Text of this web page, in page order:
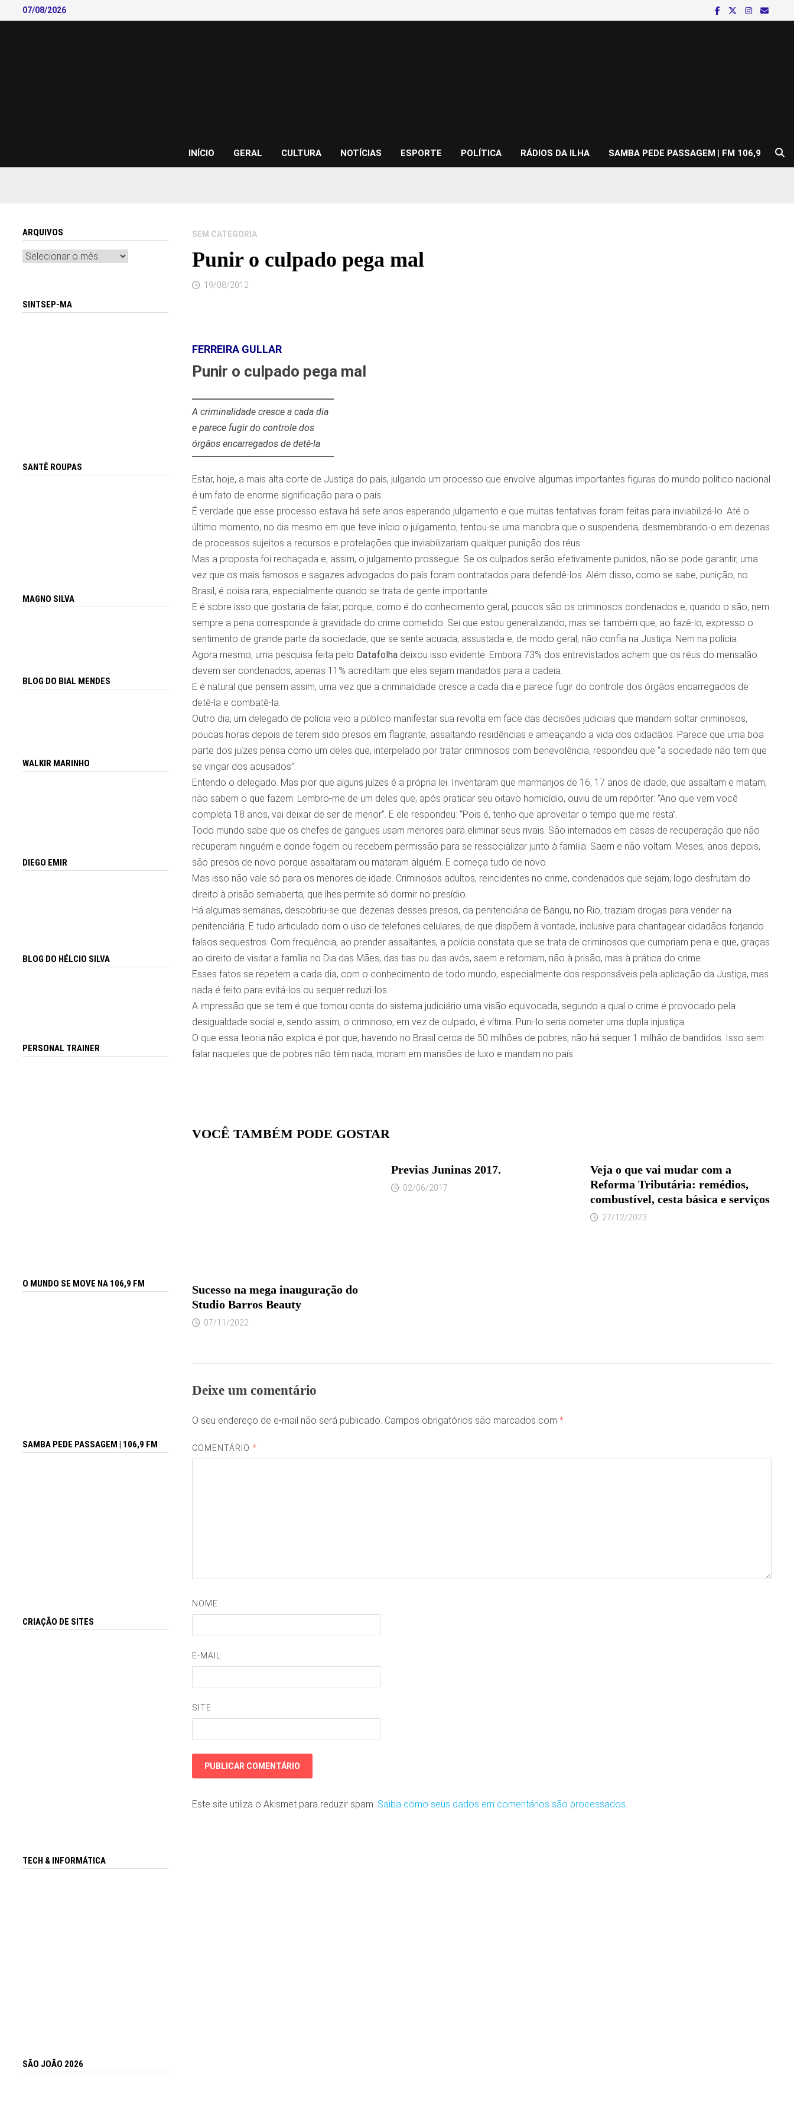
to
07/08/2026
INÍCIO GERAL CULTURA NOTÍCIAS ESPORTE POLÍTICA RÁDIOS DA ILHA SAMBA PEDE PASSAGEM | FM 106,9
SEM CATEGORIA
Punir o culpado pega mal
19/08/2012
FERREIRA GULLAR
Punir o culpado pega mal
A criminalidade cresce a cada dia
e parece fugir do controle dos
órgãos encarregados de detê-la
Estar, hoje, a mais alta corte de Justiça do país, julgando um processo que envolve algumas importantes figuras do mundo político nacional
é um fato de enorme significação para o país.
É verdade que esse processo estava há sete anos esperando julgamento e que muitas tentativas foram feitas para inviabilizá-lo. Até o
último momento, no dia mesmo em que teve início o julgamento, tentou-se uma manobra que o suspenderia, desmembrando-o em dezenas
de processos sujeitos a recursos e protelações que inviabilizariam qualquer punição dos réus.
Mas a proposta foi rechaçada e, assim, o julgamento prossegue. Se os culpados serão efetivamente punidos, não se pode garantir, uma
vez que os mais famosos e sagazes advogados do país foram contratados para defendê-los. Além disso, como se sabe, punição, no
Brasil, é coisa rara, especialmente quando se trata de gente importante.
E é sobre isso que gostaria de falar, porque, como é do conhecimento geral, poucos são os criminosos condenados e, quando o são, nem
sempre a pena corresponde à gravidade do crime cometido. Sei que estou generalizando, mas sei também que, ao fazê-lo, expresso o
sentimento de grande parte da sociedade, que se sente acuada, assustada e, de modo geral, não confia na Justiça. Nem na polícia.
Agora mesmo, uma pesquisa feita pelo Datafolhadeixou isso evidente. Embora 73% dos entrevistados achem que os réus do mensalão
devem ser condenados, apenas 11% acreditam que eles sejam mandados para a cadeia.
E é natural que pensem assim, uma vez que a criminalidade cresce a cada dia e parece fugir do controle dos órgãos encarregados de
detê-la e combatê-la.
Outro dia, um delegado de polícia veio a público manifestar sua revolta em face das decisões judiciais que mandam soltar criminosos,
poucas horas depois de terem sido presos em flagrante, assaltando residências e ameaçando a vida dos cidadãos. Parece que uma boa
parte dos juízes pensa como um deles que, interpelado por tratar criminosos com benevolência, respondeu que “a sociedade não tem que
se vingar dos acusados”.
Entendo o delegado. Mas pior que alguns juízes é a própria lei. Inventaram que marmanjos de 16, 17 anos de idade, que assaltam e matam,
não sabem o que fazem. Lembro-me de um deles que, após praticar seu oitavo homicídio, ouviu de um repórter: “Ano que vem você
completa 18 anos, vai deixar de ser de menor”. E ele respondeu: “Pois é, tenho que aproveitar o tempo que me resta”.
Todo mundo sabe que os chefes de gangues usam menores para eliminar seus rivais. São internados em casas de recuperação que não
recuperam ninguém e donde fogem ou recebem permissão para se ressocializar junto à família. Saem e não voltam. Meses, anos depois,
são presos de novo porque assaltaram ou mataram alguém. E começa tudo de novo.
Mas isso não vale só para os menores de idade. Criminosos adultos, reincidentes no crime, condenados que sejam, logo desfrutam do
direito à prisão semiaberta, que lhes permite só dormir no presídio.
Há algumas semanas, descobriu-se que dezenas desses presos, da penitenciária de Bangu, no Rio, traziam drogas para vender na
penitenciária. E tudo articulado com o uso de telefones celulares, de que dispõem à vontade, inclusive para chantagear cidadãos forjando
falsos sequestros. Com frequência, ao prender assaltantes, a polícia constata que se trata de criminosos que cumpriam pena e que, graças
ao direito de visitar a família no Dia das Mães, das tias ou das avós, saem e retornam, não à prisão, mas à prática do crime.
Esses fatos se repetem a cada dia, com o conhecimento de todo mundo, especialmente dos responsáveis pela aplicação da Justiça, mas
nada é feito para evitá-los ou sequer reduzi-los.
A impressão que se tem é que tomou conta do sistema judiciário uma visão equivocada, segundo a qual o crime é provocado pela
desigualdade social e, sendo assim, o criminoso, em vez de culpado, é vítima. Puni-lo seria cometer uma dupla injustiça.
O que essa teoria não explica é por que, havendo no Brasil cerca de 50 milhões de pobres, não há sequer 1 milhão de bandidos. Isso sem
falar naqueles que de pobres não têm nada, moram em mansões de luxo e mandam no país.
VOCÊ TAMBÉM PODE GOSTAR
Sucesso na mega inauguração do
Studio Barros Beauty
07/11/2022
Previas Juninas 2017.
02/06/2017
Veja o que vai mudar com a
Reforma Tributária: remédios,
combustível, cesta básica e serviços
27/12/2023
Deixe um comentário
O seu endereço de e-mail não será publicado. Campos obrigatórios são marcados com *
COMENTÁRIO*
NOME
E-MAIL
SITE
Este site utiliza o Akismet para reduzir spam. Saiba como seus dados em comentários são processados.
ARQUIVOS
Arquivos
SINTSEP-MA
SANTÊ ROUPAS
MAGNO SILVA
BLOG DO BIAL MENDES
WALKIR MARINHO
DIEGO EMIR
BLOG DO HÉLCIO SILVA
PERSONAL TRAINER
O MUNDO SE MOVE NA 106,9 FM
SAMBA PEDE PASSAGEM | 106,9 FM
CRIAÇÃO DE SITES
TECH & INFORMÁTICA
SÃO JOÃO 2026